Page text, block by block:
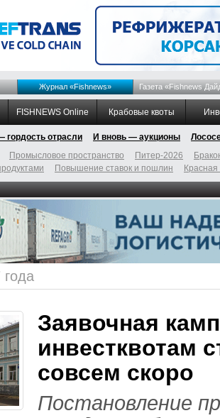
Журнал «Fishnews» Газета «Fishnews
FISHNEWS Online Крабовые квоты
гордость отрасли И вновь — аукционы
Промысловое пространство Питер-2026
Повышение ставок и пошлин
Заявочная
инвестквотам
совсем скоро
Постановление